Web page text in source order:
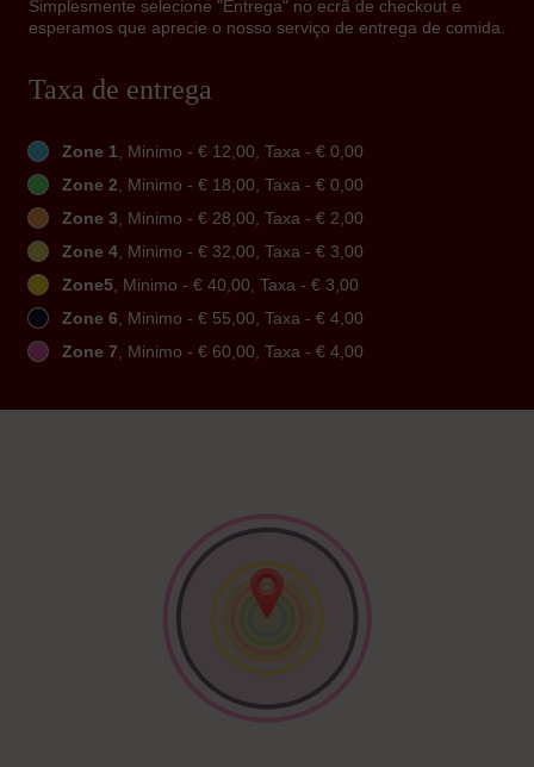
Simplesmente selecione "Entrega" no ecrã de checkout e
esperamos que aprecie o nosso serviço de entrega de comida.
Taxa de entrega
Zone 1, Minimo - € 12,00, Taxa - € 0,00
Zone 2, Minimo - € 18,00, Taxa - € 0,00
Zone 3, Minimo - € 28,00, Taxa - € 2,00
Zone 4, Minimo - € 32,00, Taxa - € 3,00
Zone5, Minimo - € 40,00, Taxa - € 3,00
Zone 6, Minimo - € 55,00, Taxa - € 4,00
Zone 7, Minimo - € 60,00, Taxa - € 4,00